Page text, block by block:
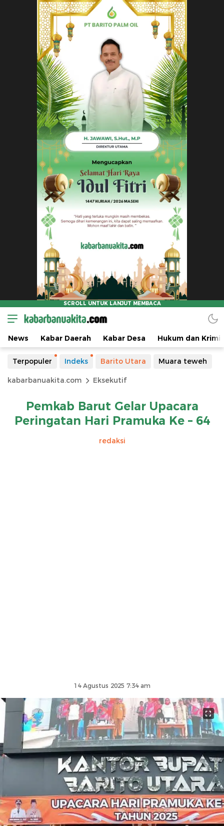
News Kabar Daerah Kabar Desa Hukum dan
Terpopuler Indeks Barito Utara Muara teweh
kabarbanuakita.com Eksekutif
Pemkab Barut Gelar Upacara
Peringatan Hari Pramuka Ke – 64
redaksi
14 Agustus 2025 7:34 am